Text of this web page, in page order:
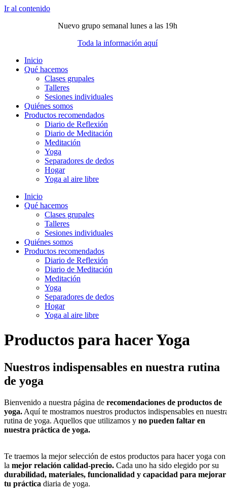
Ir al contenido
Nuevo grupo semanal lunes a las 19h
Toda la información aquí
Inicio
Qué hacemos
Clases grupales
Talleres
Sesiones individuales
Quiénes somos
Productos recomendados
Diario de Reflexión
Diario de Meditación
Meditación
Yoga
Separadores de dedos
Hogar
Yoga al aire libre
Inicio
Qué hacemos
Clases grupales
Talleres
Sesiones individuales
Quiénes somos
Productos recomendados
Diario de Reflexión
Diario de Meditación
Meditación
Yoga
Separadores de dedos
Hogar
Yoga al aire libre
Productos para hacer Yoga
Nuestros indispensables en nuestra rutina
de yoga
Bienvenido a nuestra página de recomendaciones de productos de
yoga. Aquí te mostramos nuestros productos indispensables en
rutina de yoga. Aquellos que utilizamos y no pueden faltar en
nuestra práctica de yoga.
Te traemos la mejor selección de estos productos para hacer yoga con
la mejor relación calidad-precio. Cada uno ha sido elegido por su
durabilidad, materiales, funcionalidad y capacidad para mejorar
tu práctica diaria de yoga.